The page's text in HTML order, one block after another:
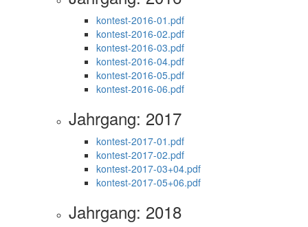
kontest-2016-01.pdf
kontest-2016-02.pdf
kontest-2016-03.pdf
kontest-2016-04.pdf
kontest-2016-05.pdf
kontest-2016-06.pdf
Jahrgang: 2017
kontest-2017-01.pdf
kontest-2017-02.pdf
kontest-2017-03+04.pdf
kontest-2017-05+06.pdf
Jahrgang: 2018